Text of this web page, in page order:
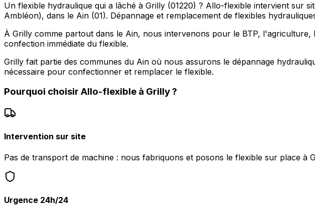
Un flexible hydraulique qui a lâché à Grilly (01220) ? Allo-flexible intervient sur
Ambléon), dans le Ain (01). Dépannage et remplacement de flexibles
À Grilly comme partout dans le Ain, nous intervenons pour le BTP,
confection immédiate du flexible.
Grilly fait partie des communes du Ain où nous assurons le dépannage
nécessaire pour confectionner et remplacer le flexible.
Pourquoi choisir Allo-flexible à Grilly?
Intervention sur site
Pas de transport de machine : nous fabriquons et posons le flexible sur place à
Urgence 24h/24